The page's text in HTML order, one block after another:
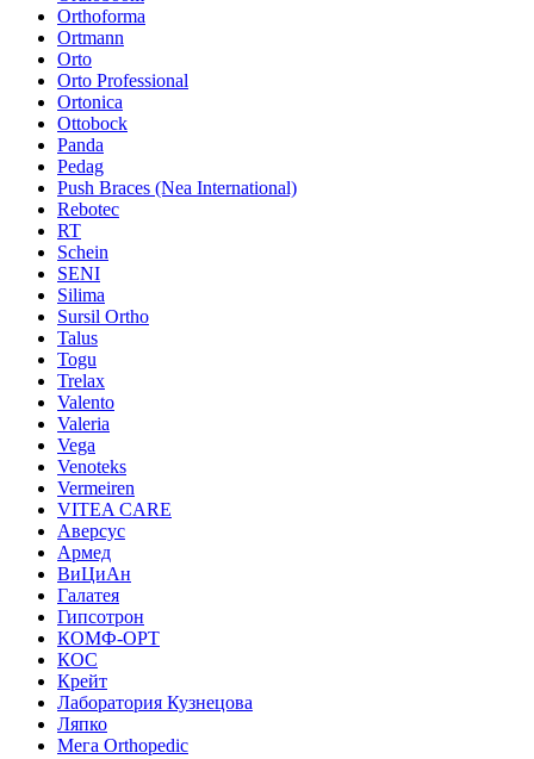
Orthoforma
Ortmann
Orto
Orto Professional
Ortonica
Ottobock
Panda
Pedag
Push Braces (Nea International)
Rebotec
RT
Schein
SENI
Silima
Sursil Ortho
Talus
Togu
Trelax
Valento
Valeria
Vega
Venoteks
Vermeiren
VITEA CARE
Аверсус
Армед
ВиЦиАн
Галатея
Гипсотрон
КОМФ-ОРТ
КОС
Крейт
Лаборатория Кузнецова
Ляпко
Мега Orthopedic